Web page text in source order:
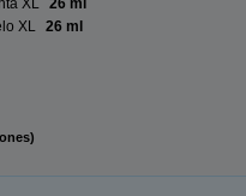
XL 26 ml
XL 26 ml